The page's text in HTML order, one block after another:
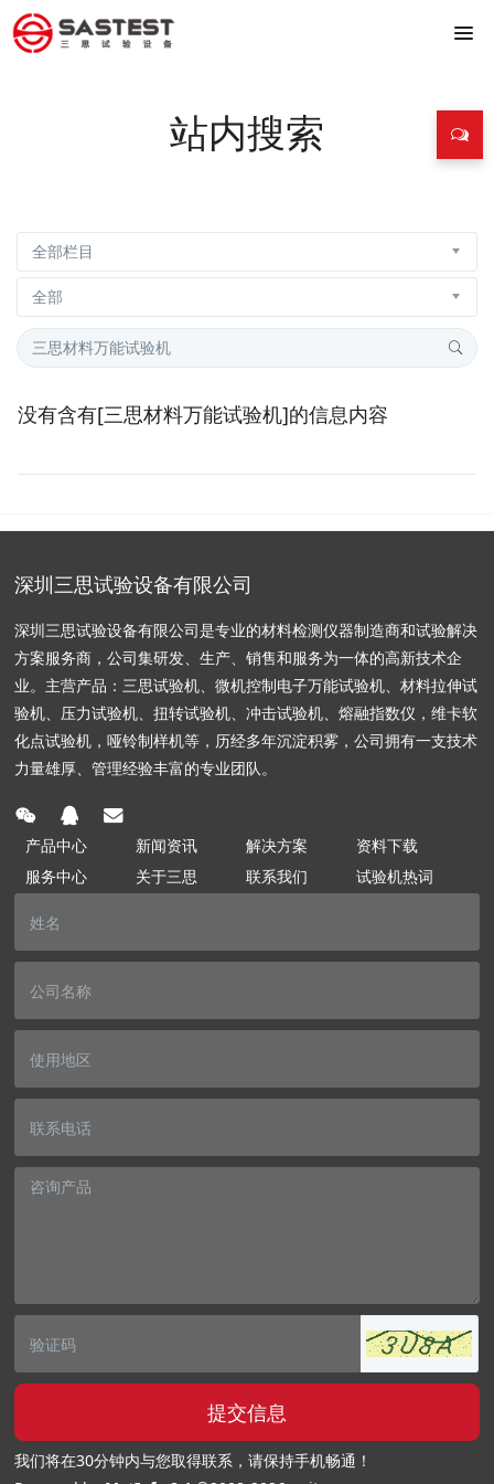
站内搜索
没有含有[三思材料万能试验机]的信息内容
深圳三思试验设备有限公司
深圳三思试验设备有限公司是专业的材料检测仪器制造商和试验解决
方案服务商，公司集研发、生产、销售和服务为一体的高新技术企
业。主营产品：三思试验机、微机控制电子万能试验机、材料拉伸试
验机、压力试验机、扭转试验机、冲击试验机、熔融指数仪，维卡软
化点试验机，哑铃制样机等，历经多年沉淀积雾，公司拥有一支技术
力量雄厚、管理经验丰富的专业团队。
产品中心 新闻资讯 解决方案
资料下载
服务中心
关于三思 联系我们 试验机热词
提交信息
我们将在30分钟内与您取得联系，请保持手机畅通！